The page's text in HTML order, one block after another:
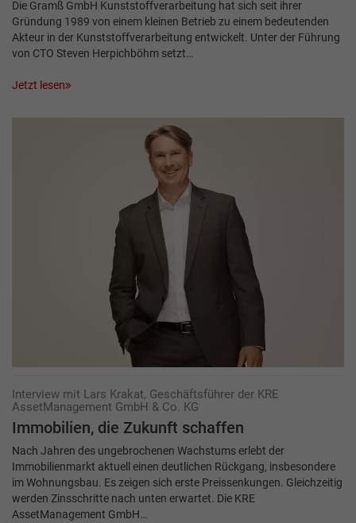
Die Gramß GmbH Kunststoffverarbeitung hat sich seit ihrer
Gründung 1989 von einem kleinen Betrieb zu einem bedeutenden
Akteur in der Kunststoffverarbeitung entwickelt. Unter der Führung
von CTO Steven Herpichböhm setzt…
Jetzt lesen
Interview mit Lars Krakat, Geschäftsführer der KRE
AssetManagement GmbH & Co. KG
Immobilien, die Zukunft schaffen
Nach Jahren des ungebrochenen Wachstums erlebt der
Immobilienmarkt aktuell einen deutlichen Rückgang, insbesondere
im Wohnungsbau. Es zeigen sich erste Preissenkungen. Gleichzeitig
werden Zinsschritte nach unten erwartet. Die KRE
AssetManagement GmbH…